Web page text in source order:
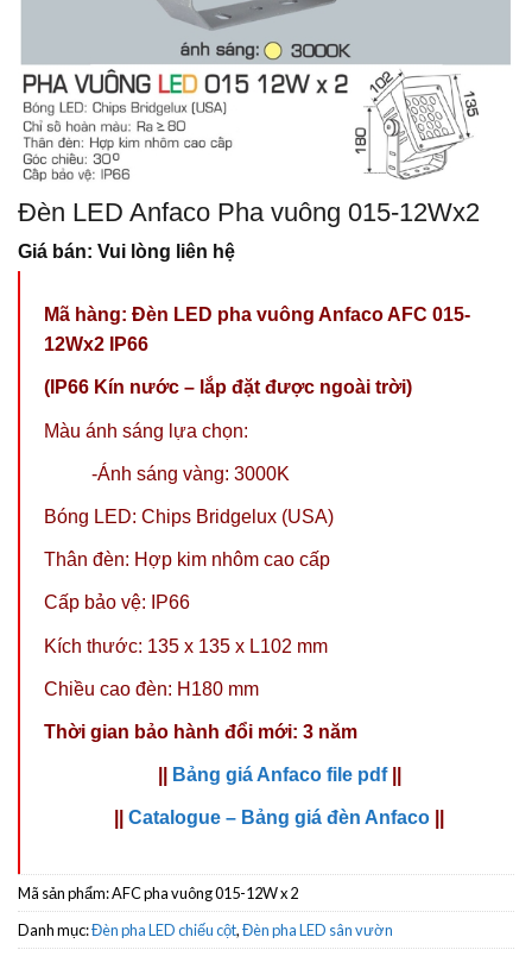
Đèn LED Anfaco Pha vuông 015-12Wx2
Giá bán: Vui lòng liên hệ
Mã hàng: Đèn LED pha vuông Anfaco AFC 015-
12Wx2 IP66
(IP66 Kín nước – lắp đặt được ngoài trời)
Màu ánh sáng lựa chọn:
-Ánh sáng vàng: 3000K
Bóng LED: Chips Bridgelux (USA)
Thân đèn: Hợp kim nhôm cao cấp
Cấp bảo vệ: IP66
Kích thước: 135 x 135 x L102 mm
Chiều cao đèn: H180 mm
Thời gian bảo hành đổi mới: 3 năm
Bảng giá Anfaco file pdf
Catalogue – Bảng giá đèn Anfaco
Mã sản phẩm:AFC pha vuông 015-12W x 2
Danh mục:Đèn pha LED chiếu cột,Đèn pha LED sân vườn